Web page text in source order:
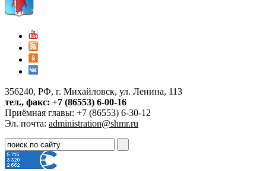
356240, РФ, г. Михайловск, ул. Ленина, 113
тел., факс: +7 (86553) 6-00-16
Приёмная главы: +7 (86553) 6-30-12
Эл. почта: administration@shmr.ru